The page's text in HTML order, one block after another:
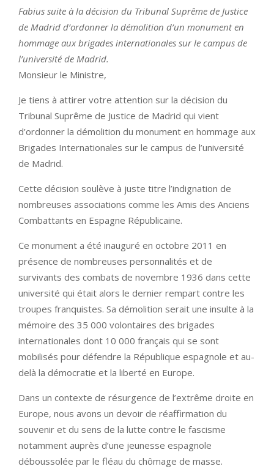
Fabius suite à la décision du Tribunal Suprême de Justice
de Madrid d’ordonner la démolition d’un monument en
hommage aux brigades internationales sur le campus de
l’université de Madrid.
Monsieur le Ministre,
Je tiens à attirer votre attention sur la décision du
Tribunal Suprême de Justice de Madrid qui vient
d’ordonner la démolition du monument en hommage aux
Brigades Internationales sur le campus de l’université
de Madrid.
Cette décision soulève à juste titre l’indignation de
nombreuses associations comme les Amis des Anciens
Combattants en Espagne Républicaine.
Ce monument a été inauguré en octobre 2011 en
présence de nombreuses personnalités et de
survivants des combats de novembre 1936 dans cette
université qui était alors le dernier rempart contre les
troupes franquistes. Sa démolition serait une insulte à la
mémoire des 35 000 volontaires des brigades
internationales dont 10 000 français qui se sont
mobilisés pour défendre la République espagnole et au-
delà la démocratie et la liberté en Europe.
Dans un contexte de résurgence de l’extrême droite en
Europe, nous avons un devoir de réaffirmation du
souvenir et du sens de la lutte contre le fascisme
notamment auprès d’une jeunesse espagnole
déboussolée par le fléau du chômage de masse.